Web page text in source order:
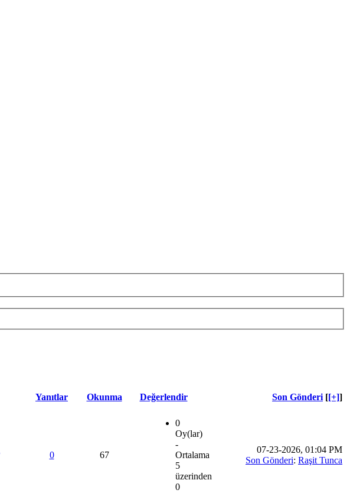
Yanıtlar Okunma Değerlendir Son Gönderi [[+]]
0 67
0
Oy(lar)
-
Ortalama
5
üzerinden
0
07-23-2026, 01:04 PM
Son Gönderi: Raşit Tunca